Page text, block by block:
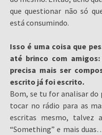
que questionar não só
está consumindo.
Isso é uma coisa que
até brinco com amigos:
precisa mais ser
escrito já foi escrito.
Bom, se tu for analisar
tocar no rádio para as
escritas mesmo, talvez
“Something” e mais